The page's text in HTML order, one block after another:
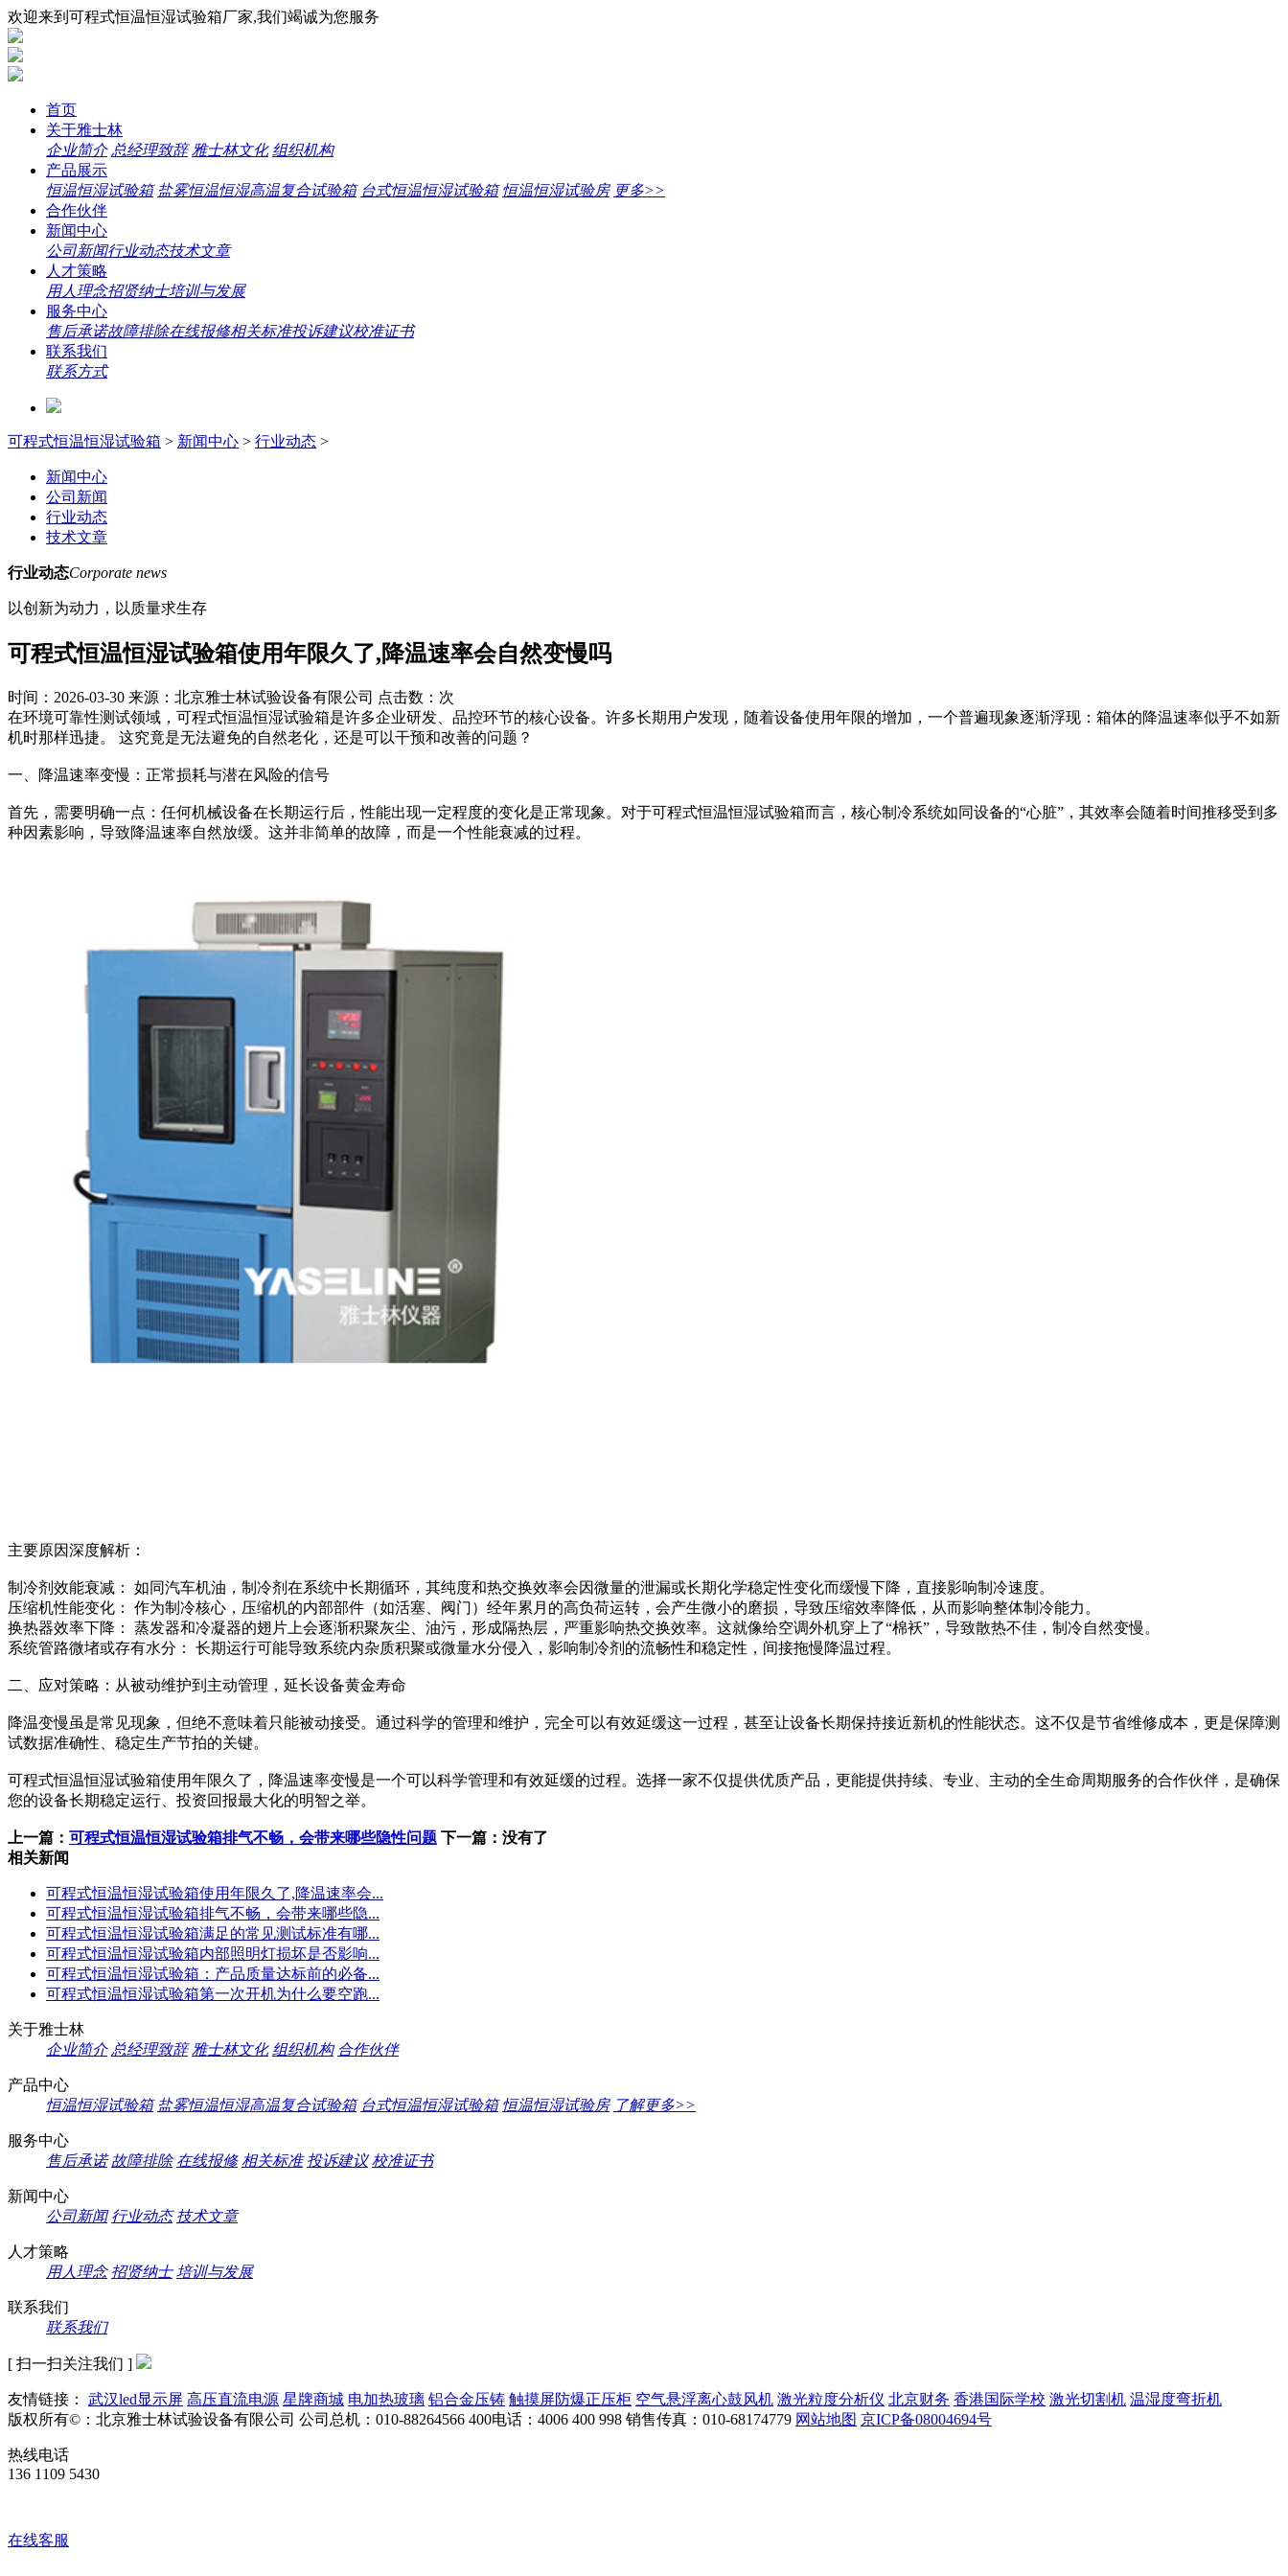
欢迎来到可程式恒温恒湿试验箱厂家,我们竭诚为您服务
首页
关于雅士林
企业简介 总经理致辞 雅士林文化 组织机构
产品展示
恒温恒湿试验箱 盐雾恒温恒湿高温复合试验箱 台式恒温恒湿试验箱 恒温恒湿试验房 更多>>
合作伙伴
新闻中心
公司新闻行业动态技术文章
人才策略
用人理念招贤纳士培训与发展
服务中心
售后承诺故障排除在线报修相关标准投诉建议校准证书
联系我们
联系方式
可程式恒温恒湿试验箱 > 新闻中心 > 行业动态 >
新闻中心
公司新闻
行业动态
技术文章
行业动态Corporate news
以创新为动力，以质量求生存
可程式恒温恒湿试验箱使用年限久了,降温速率会自然变慢吗
时间：2026-03-30 来源：北京雅士林试验设备有限公司 点击数： 次
在环境可靠性测试领域，可程式恒温恒湿试验箱是许多企业研发、品控环节的核心设备。许多长期用户发现，随着设备使用年限的增加，一个普遍现象逐渐浮现：箱体的降温速率似乎不如新
机时那样迅捷。 这究竟是无法避免的自然老化，还是可以干预和改善的问题？
一、降温速率变慢：正常损耗与潜在风险的信号
首先，需要明确一点：任何机械设备在长期运行后，性能出现一定程度的变化是正常现象。对于可程式恒温恒湿试验箱而言，核心制冷系统如同设备的“心脏”，其效率会随着时间推移受到多
种因素影响，导致降温速率自然放缓。这并非简单的故障，而是一个性能衰减的过程。
主要原因深度解析：
制冷剂效能衰减： 如同汽车机油，制冷剂在系统中长期循环，其纯度和热交换效率会因微量的泄漏或长期化学稳定性变化而缓慢下降，直接影响制冷速度。
压缩机性能变化： 作为制冷核心，压缩机的内部部件（如活塞、阀门）经年累月的高负荷运转，会产生微小的磨损，导致压缩效率降低，从而影响整体制冷能力。
换热器效率下降： 蒸发器和冷凝器的翅片上会逐渐积聚灰尘、油污，形成隔热层，严重影响热交换效率。这就像给空调外机穿上了“棉袄”，导致散热不佳，制冷自然变慢。
系统管路微堵或存有水分： 长期运行可能导致系统内杂质积聚或微量水分侵入，影响制冷剂的流畅性和稳定性，间接拖慢降温过程。
二、应对策略：从被动维护到主动管理，延长设备黄金寿命
降温变慢虽是常见现象，但绝不意味着只能被动接受。通过科学的管理和维护，完全可以有效延缓这一过程，甚至让设备长期保持接近新机的性能状态。这不仅是节省维修成本，更是保障测
试数据准确性、稳定生产节拍的关键。
可程式恒温恒湿试验箱使用年限久了，降温速率变慢是一个可以科学管理和有效延缓的过程。选择一家不仅提供优质产品，更能提供持续、专业、主动的全生命周期服务的合作伙伴，是确保
您的设备长期稳定运行、投资回报最大化的明智之举。
上一篇： 可程式恒温恒湿试验箱排气不畅，会带来哪些隐性问题 下一篇：没有了
相关新闻
可程式恒温恒湿试验箱使用年限久了,降温速率会...
可程式恒温恒湿试验箱排气不畅，会带来哪些隐...
可程式恒温恒湿试验箱满足的常见测试标准有哪...
可程式恒温恒湿试验箱内部照明灯损坏是否影响...
可程式恒温恒湿试验箱：产品质量达标前的必备...
可程式恒温恒湿试验箱第一次开机为什么要空跑...
关于雅士林
企业简介 总经理致辞 雅士林文化 组织机构 合作伙伴
产品中心
恒温恒湿试验箱 盐雾恒温恒湿高温复合试验箱 台式恒温恒湿试验箱 恒温恒湿试验房 了解更多>>
服务中心
售后承诺 故障排除 在线报修 相关标准 投诉建议 校准证书
新闻中心
公司新闻 行业动态 技术文章
人才策略
用人理念 招贤纳士 培训与发展
联系我们
联系我们
[ 扫一扫关注我们 ]
友情链接： 武汉led显示屏 高压直流电源 星牌商城 电加热玻璃 铝合金压铸 触摸屏防爆正压柜 空气悬浮离心鼓风机 激光粒度分析仪 北京财务 香港国际学校 激光切割机 温湿度弯折机
版权所有©：北京雅士林试验设备有限公司 公司总机：010-88264566 400电话：4006 400 998 销售传真：010-68174779 网站地图 京ICP备08004694号
热线电话
136 1109 5430
在线客服